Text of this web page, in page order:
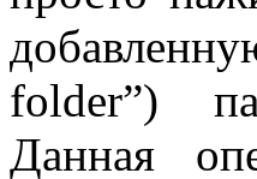
folder”)
Данная